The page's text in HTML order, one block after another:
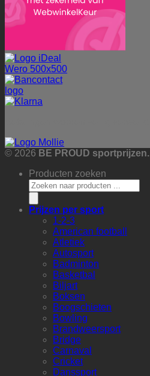
© 2026 BE PROUD sportprijzen.
Producten zoeken
Prijzen per sport
1-2-3
American football
Atletiek
Autosport
Badminton
Basketbal
Biljart
Boksen
Boogschieten
Bowling
Brandweersport
Bridge
Carnaval
Cricket
Danssport